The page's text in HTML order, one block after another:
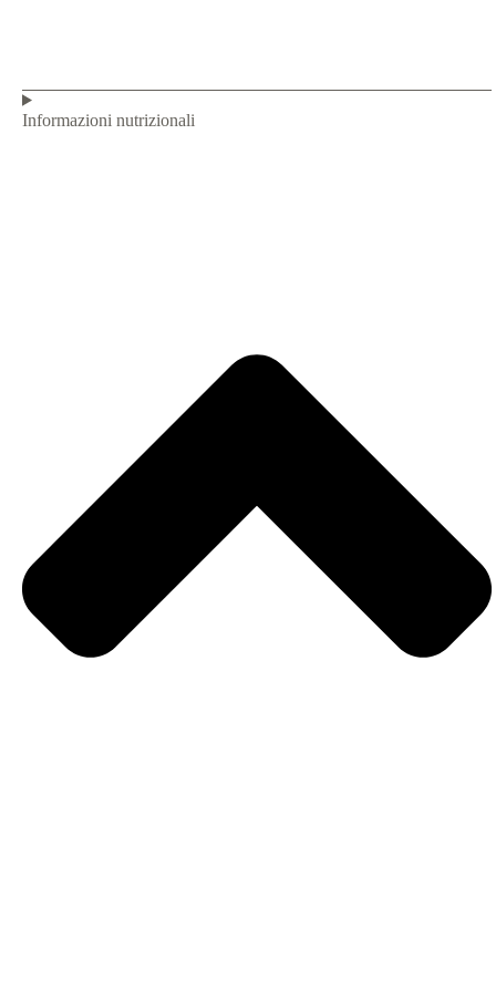
Informazioni nutrizionali